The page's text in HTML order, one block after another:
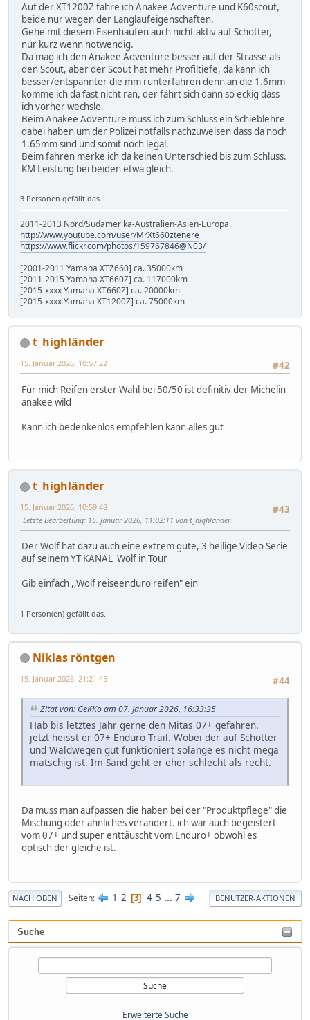
Suche
Erweiterte Suche
Auf der XT1200Z fahre ich Anakee Adventure und K60scout,
beide nur wegen der Langlaufeigenschaften.
Gehe mit diesem Eisenhaufen auch nicht aktiv auf Schotter,
nur kurz wenn notwendig.
Da mag ich den Anakee Adventure besser auf der Strasse als
den Scout, aber der Scout hat mehr Profiltiefe, da kann ich
besser/entspannter die mm runterfahren denn an die 1.6mm
komme ich da fast nicht ran, der fährt sich dann so eckig dass
ich vorher wechsle.
Beim Anakee Adventure muss ich zum Schluss ein Schieblehre
dabei haben um der Polizei notfalls nachzuweisen dass da noch
1.65mm sind und somit noch legal.
Beim fahren merke ich da keinen Unterschied bis zum Schluss.
KM Leistung bei beiden etwa gleich.
3 Personen gefällt das.
2011-2013 Nord/Südamerika-Australien-Asien-Europa
http://www.youtube.com/user/MrXt660ztenere
https://www.flickr.com/photos/159767846@N03/
[2001-2011 Yamaha XTZ660] ca. 35000km
[2011-2015 Yamaha XT660Z] ca. 117000km
[2015-xxxx Yamaha XT660Z] ca. 20000km
[2015-xxxx Yamaha XT1200Z] ca. 75000km
t_highländer
#42
15. Januar 2026, 10:57:22
Für mich Reifen erster Wahl bei 50/50 ist definitiv der Michelin
anakee wild
Kann ich bedenkenlos empfehlen kann alles gut
t_highländer
#43
15. Januar 2026, 10:59:48
Letzte Bearbeitung: 15. Januar 2026, 11:02:11 von t_highländer
Der Wolf hat dazu auch eine extrem gute, 3 heilige Video Serie
auf seinem YT KANAL Wolf in Tour
Gib einfach ,,Wolf reiseenduro reifen" ein
1 Person(en) gefällt das.
Niklas röntgen
#44
15. Januar 2026, 21:21:45
Zitat von: GeKKo am 07. Januar 2026, 16:33:35
Hab bis letztes Jahr gerne den Mitas 07+ gefahren.
jetzt heisst er 07+ Enduro Trail. Wobei der auf Schotter
und Waldwegen gut funktioniert solange es nicht mega
matschig ist. Im Sand geht er eher schlecht als recht.
Da muss man aufpassen die haben bei der "Produktpflege" die
Mischung oder ähnliches verändert. ich war auch begeistert
vom 07+ und super enttäuscht vom Enduro+ obwohl es
optisch der gleiche ist.
NACH OBEN Seiten 1 2 3 4 5 ... 7 BENUTZER-AKTIONEN